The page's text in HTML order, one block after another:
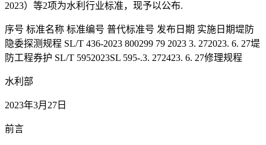
2023）等2项为水利行业标准，现予以公布.
序号 标准名称 标准编号 普代标准号 发布日期 实施日期堤防
隐委探测规程 SL/T 436-2023 800299 79 2023 3. 272023. 6. 27堤
防工程券护 SL/T 5952023SL 595-.3. 272423. 6. 27修理规程
水利部
2023年3月27日
前言